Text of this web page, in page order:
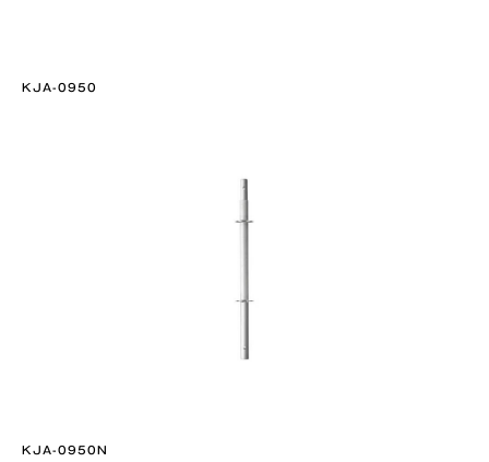
KJA-0950
KJA-0950N